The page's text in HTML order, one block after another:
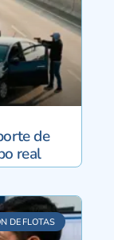
de
real
DE FLOTAS